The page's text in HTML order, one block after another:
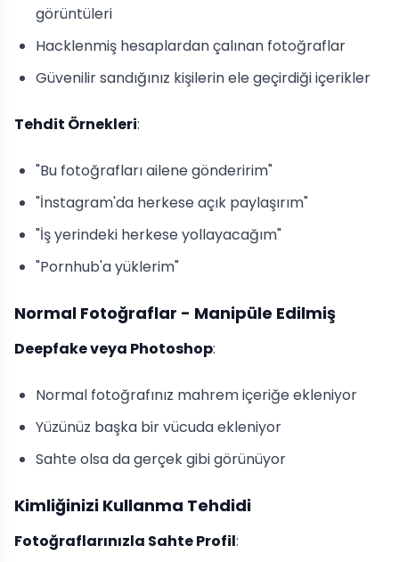
görüntüleri
Hacklenmiş hesaplardan çalınan fotoğraflar
Güvenilir sandığınız kişilerin ele geçirdiği içerikler
Tehdit Örnekleri:
"Bu fotoğrafları ailene gönderirim"
"İnstagram'da herkese açık paylaşırım"
"İş yerindeki herkese yollayacağım"
"Pornhub'a yüklerim"
Normal Fotoğraflar - Manipüle Edilmiş
Deepfake veya Photoshop:
Normal fotoğrafınız mahrem içeriğe ekleniyor
Yüzünüz başka bir vücuda ekleniyor
Sahte olsa da gerçek gibi görünüyor
Kimliğinizi Kullanma Tehdidi
Fotoğraflarınızla Sahte Profil: